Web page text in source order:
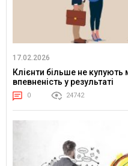
17.02.2026
Клієнти більше не
впевненість у результаті
0 24742